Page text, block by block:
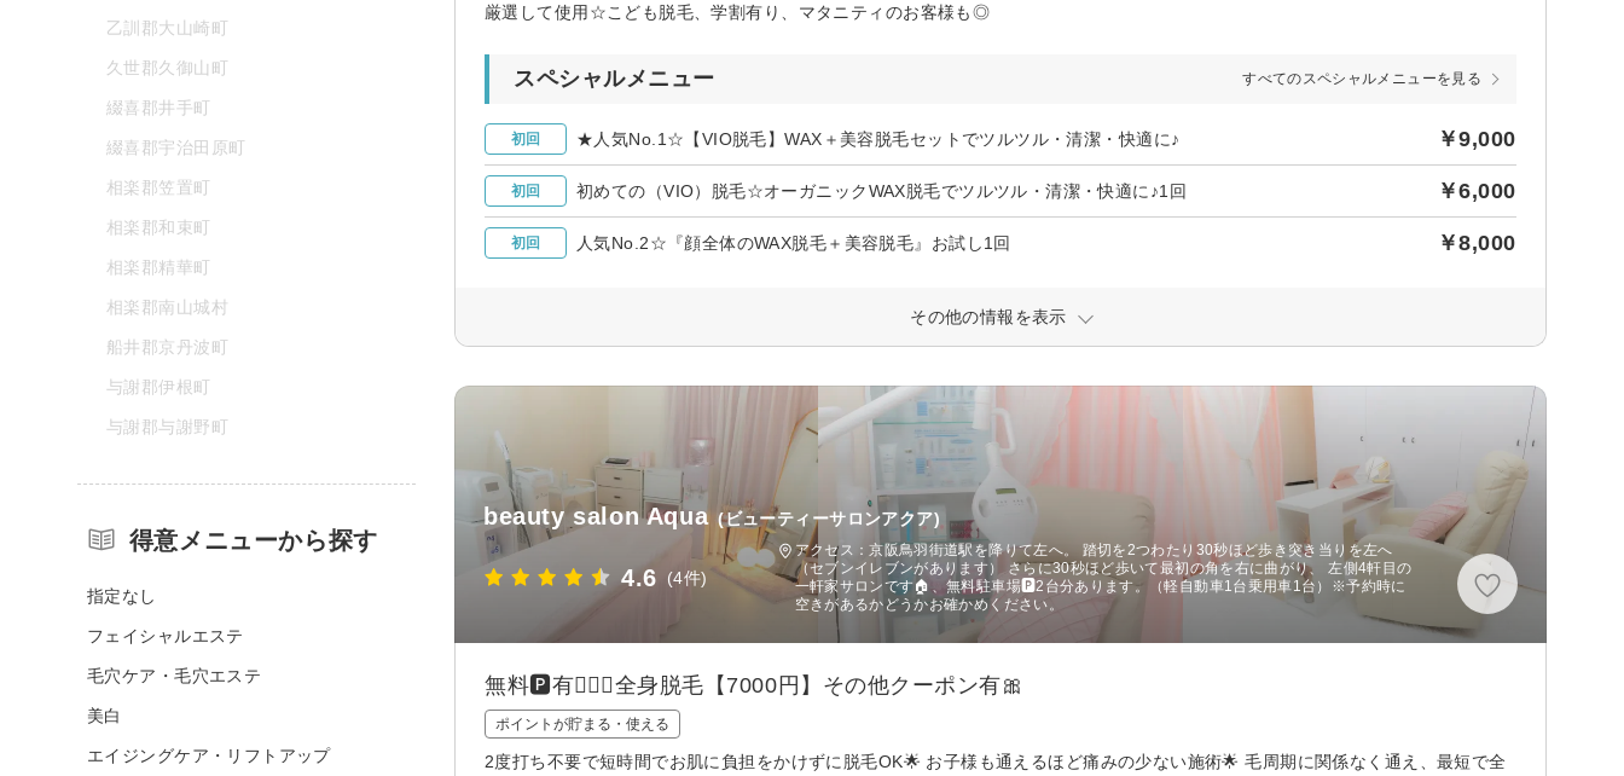
厳選して使用☆こども脱毛、学割有り、マタニティのお客様も◎
スペシャルメニュー すべてのスペシャルメニューを見る
初回 ★人気No.1☆【VIO脱毛】WAX＋美容脱毛セットでツルツル・清潔・快適に♪ ￥9,000
初回 初めての（VIO）脱毛☆オーガニックWAX脱毛でツルツル・清潔・快適に♪1回 ￥6,000
初回 人気No.2☆『顔全体のWAX脱毛＋美容脱毛』お試し1回 ￥8,000
その他の情報を表示
beauty salon Aqua (ビューティーサロンアクア)
4.6 (4件)
アクセス：京阪鳥羽街道駅を降りて左へ。 踏切を2つわたり30秒ほど歩き突き当りを左へ
（セブンイレブンがあります） さらに30秒ほど歩いて最初の角を右に曲がり、 左側4軒目の
一軒家サロンです🏠、無料駐車場🅿️2台分あります。（軽自動車1台乗用車1台）※予約時に
空きがあるかどうかお確かめください。
無料🅿️有🙆🏻‍♀️全身脱毛【7000円】その他クーポン有🎀
ポイントが貯まる・使える
2度打ち不要で短時間でお肌に負担をかけずに脱毛OK🌟 お子様も通えるほど痛みの少ない施術🌟 毛周期に関係なく通え、最短で全
乙訓郡大山崎町
久世郡久御山町
綴喜郡井手町
綴喜郡宇治田原町
相楽郡笠置町
相楽郡和束町
相楽郡精華町
相楽郡南山城村
船井郡京丹波町
与謝郡伊根町
与謝郡与謝野町
得意メニューから探す
指定なし
フェイシャルエステ
毛穴ケア・毛穴エステ
美白
エイジングケア・リフトアップ